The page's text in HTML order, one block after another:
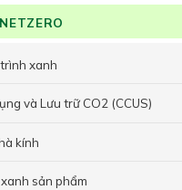
xanh
và Lưu trữ CO2 (CCUS)
kính
sản phẩm